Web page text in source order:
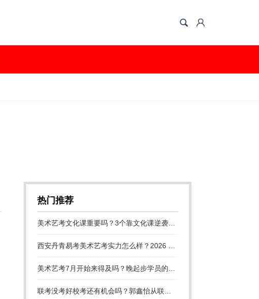
热门推荐
美术艺考文化课重要吗？3个靠文化课逆袭的真实案例